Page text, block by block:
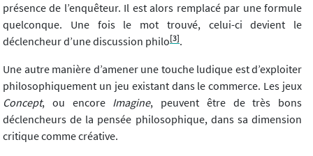
présence de l’enquêteur. Il est alors remplacé par une formule
quelconque. Une fois le mot trouvé, celui-ci devient le
déclencheur d’une discussion philo[3].
Une autre manière d’amener une touche ludique est d’exploiter
philosophiquement un jeu existant dans le commerce. Les jeux
Concept, ou encore Imagine, peuvent être de très bons
déclencheurs de la pensée philosophique, dans sa dimension
critique comme créative.